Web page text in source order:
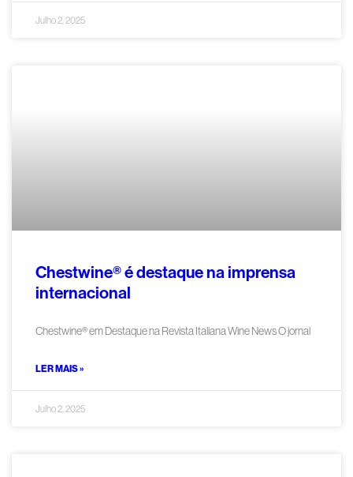
Julho 2, 2025
Chestwine® é destaque na imprensa
internacional
Chestwine® em Destaque na Revista Italiana Wine News O jornal
LER MAIS »
Julho 2, 2025